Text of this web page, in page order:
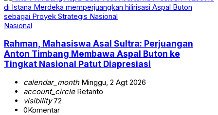
Nasional
Rahman, Mahasiswa Asal Sultra: Perjuangan
Anton Timbang Membawa Aspal Buton ke
Tingkat Nasional Patut Diapresiasi
calendar_monthMinggu, 2 Agt 2026
account_circleRetanto
visibility72
0Komentar